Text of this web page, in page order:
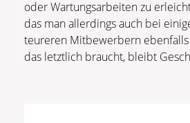
oder Wartungsarbeiten zu
das man allerdings auch bei
teureren Mitbewerbern
das letztlich braucht, bleibt